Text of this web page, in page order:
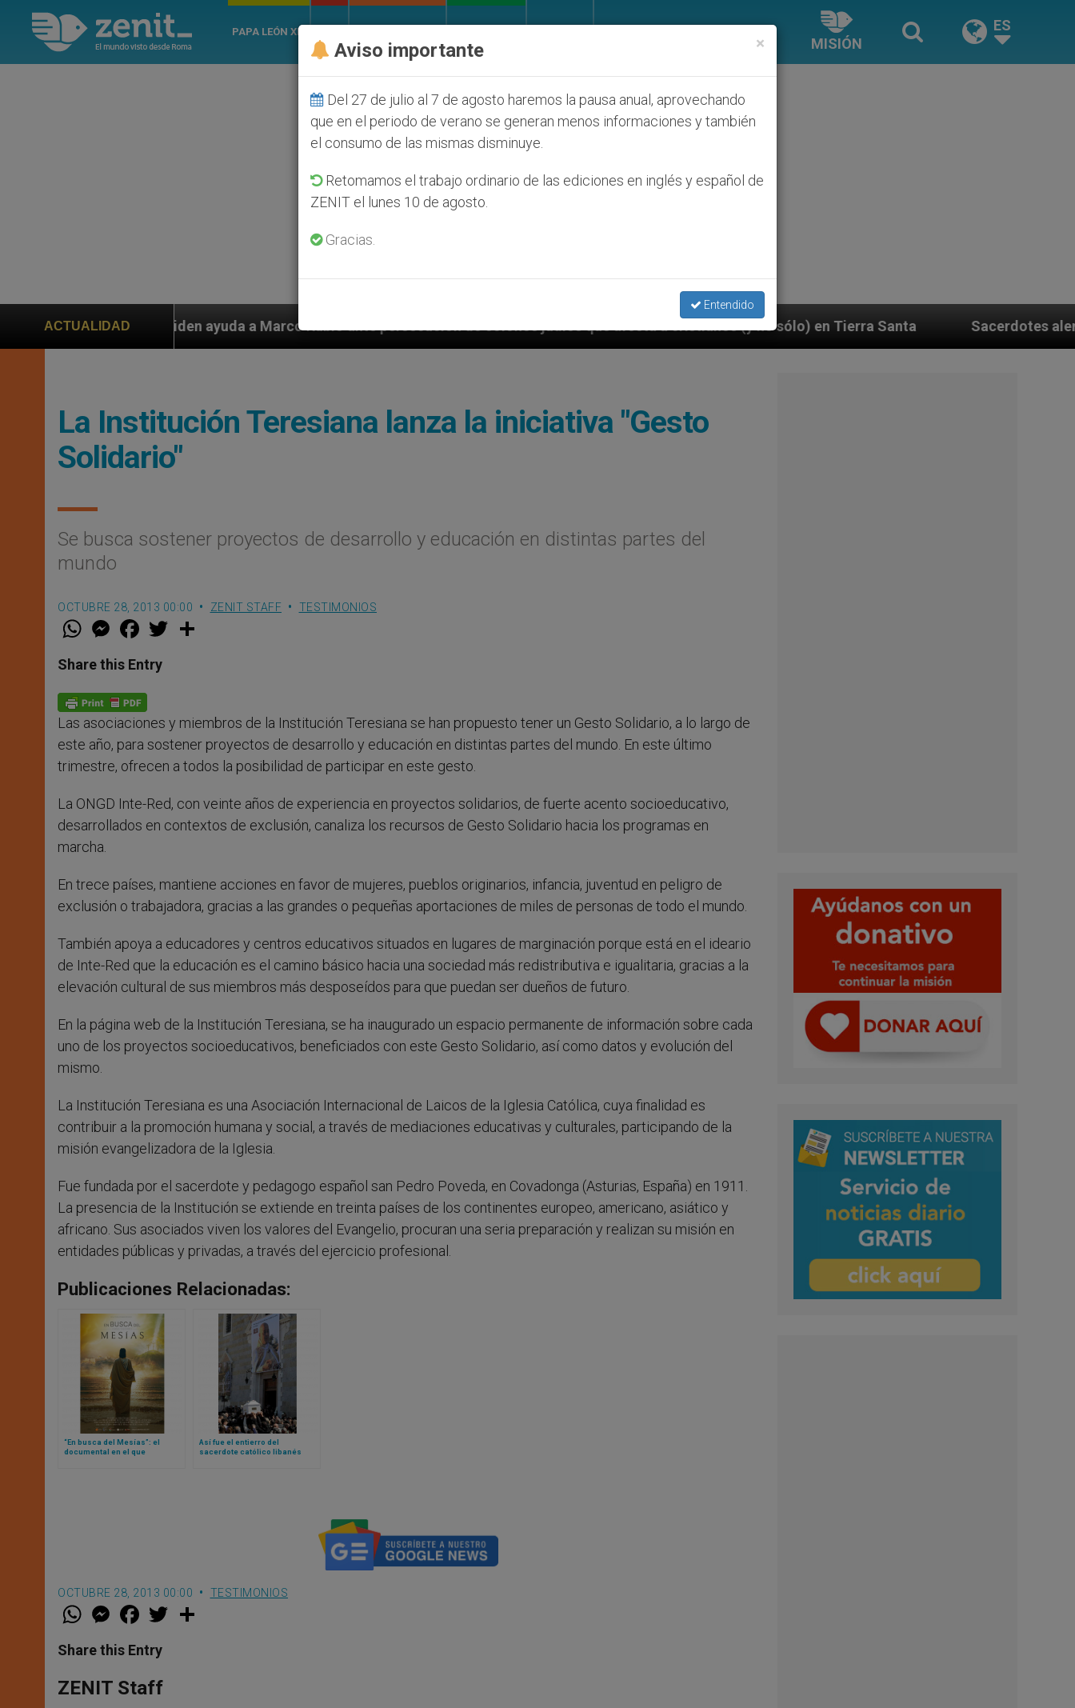
PAPA LEÓN XIV
MISIÓN
ES
ACTUALIDAD
piden ayuda a Marco Rubio ante persecución de colonos judíos que afecta a cristianos (y no sólo) en Tierra Santa Sacerdotes alemanes fieles al Papa
La Institución Teresiana lanza la iniciativa "Gesto
Solidario"
Se busca sostener proyectos de desarrollo y educación en distintas partes del
mundo
OCTUBRE 28, 2013 00:00 ZENIT STAFF TESTIMONIOS
W
t
s
p
p
M
e
s
e
g
e
r
F
a
e
b
o
k
w
Share this Entry
Las asociaciones y miembros de la Institución Teresiana se han propuesto tener un Gesto Solidario, a lo largo de
este año, para sostener proyectos de desarrollo y educación en distintas partes del mundo. En este último
trimestre, ofrecen a todos la posibilidad de participar en este gesto.
La ONGD Inte-Red, con veinte años de experiencia en proyectos solidarios, de fuerte acento socioeducativo,
desarrollados en contextos de exclusión, canaliza los recursos de Gesto Solidario hacia los programas en
marcha.
En trece países, mantiene acciones en favor de mujeres, pueblos originarios, infancia, juventud en peligro de
exclusión o trabajadora, gracias a las grandes o pequeñas aportaciones de miles de personas de todo el mundo.
También apoya a educadores y centros educativos situados en lugares de marginación porque está en el ideario
de Inte-Red que la educación es el camino básico hacia una sociedad más redistributiva e igualitaria, gracias a la
elevación cultural de sus miembros más desposeídos para que puedan ser dueños de futuro.
En la página web de la Institución Teresiana, se ha inaugurado un espacio permanente de información sobre cada
uno de los proyectos socioeducativos, beneficiados con este Gesto Solidario, así como datos y evolución del
mismo.
La Institución Teresiana es una Asociación Internacional de Laicos de la Iglesia Católica, cuya finalidad es
contribuir a la promoción humana y social, a través de mediaciones educativas y culturales, participando de la
misión evangelizadora de la Iglesia.
Fue fundada por el sacerdote y pedagogo español san Pedro Poveda, en Covadonga (Asturias, España) en 1911.
La presencia de la Institución se extiende en treinta países de los continentes europeo, americano, asiático y
africano. Sus asociados viven los valores del Evangelio, procuran una seria preparación y realizan su misión en
entidades públicas y privadas, a través del ejercicio profesional.
Publicaciones Relacionadas:
“En busca del Mesías”: el
documental en el que
Así fue el entierro del
sacerdote católico libanés
OCTUBRE 28, 2013 00:00 TESTIMONIOS
W
t
s
p
p
M
e
s
e
g
e
F
a
e
b
o
k
w
Share this Entry
ZENIT Staff
×
Aviso importante
Del 27 de julio al 7 de agosto haremos la pausa anual, aprovechando
que en el periodo de verano se generan menos informaciones y también
el consumo de las mismas disminuye.
Retomamos el trabajo ordinario de las ediciones en inglés y español de
ZENIT el lunes 10 de agosto.
Gracias.
Entendido